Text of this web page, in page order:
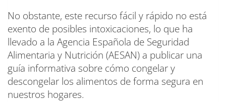
No obstante, este recurso fácil y rápido no está
exento de posibles intoxicaciones, lo que ha
llevado a la Agencia Española de Seguridad
Alimentaria y Nutrición (AESAN) a publicar una
guía informativa sobre cómo congelar y
descongelar los alimentos de forma segura en
nuestros hogares.